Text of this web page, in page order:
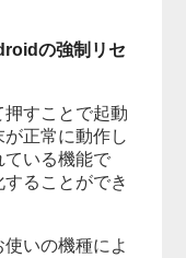
の強制リセ
すことで起動
正常に動作し
ている機能で
ることができ
いの機種によ